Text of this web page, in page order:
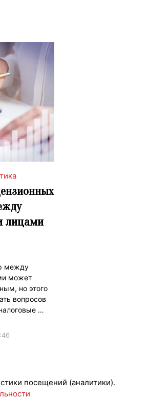
лицами
между
может
но этого
вопросов
…
посещений (аналитики).